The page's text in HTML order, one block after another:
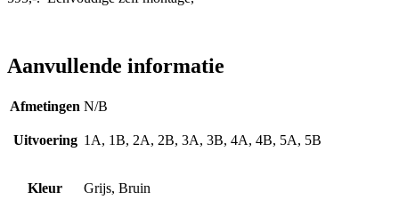
Aanvullende informatie
Afmetingen N/B
Uitvoering 1A, 1B, 2A, 2B, 3A, 3B, 4A, 4B, 5A, 5B
Kleur Grijs, Bruin